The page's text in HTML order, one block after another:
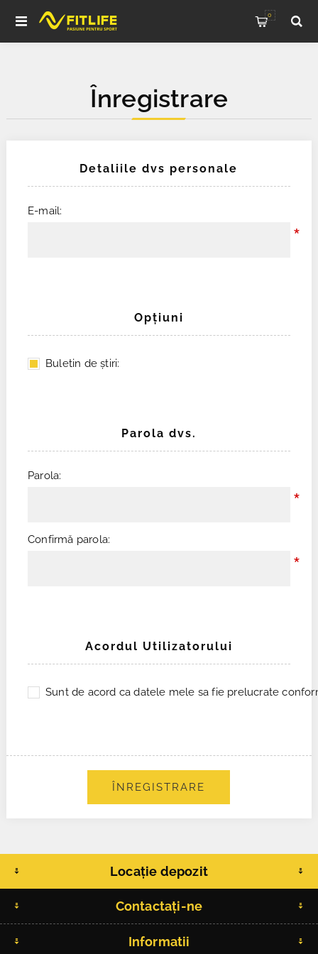
0
Înregistrare
Detaliile dvs personale
E-mail:
*
Opţiuni
Buletin de ştiri:
Parola dvs.
Parola:
*
Confirmă parola:
*
Acordul Utilizatorului
Sunt de acord ca datele mele sa fie prelucrate
ÎNREGISTRARE
Locație depozit
Contactați-ne
Informatii